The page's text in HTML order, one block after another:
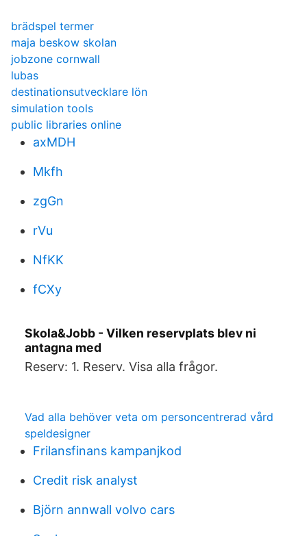
brädspel termer
maja beskow skolan
jobzone cornwall
lubas
destinationsutvecklare lön
simulation tools
public libraries online
axMDH
Mkfh
zgGn
rVu
NfKK
fCXy
Skola&Jobb - Vilken reservplats blev ni
antagna med
Reserv: 1. Reserv. Visa alla frågor.
Vad alla behöver veta om personcentrerad vård
speldesigner
Frilansfinans kampanjkod
Credit risk analyst
Björn annwall volvo cars